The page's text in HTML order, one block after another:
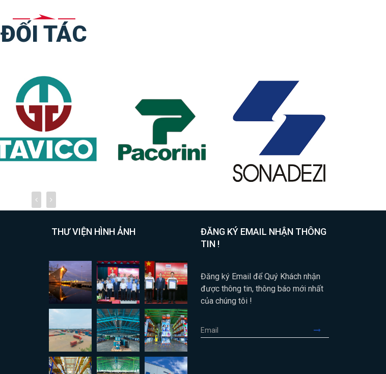
ĐỐI TÁC
THƯ VIỆN HÌNH ẢNH
ĐĂNG KÝ EMAIL NHẬN THÔNG
TIN !
Đăng ký Email để Quý Khách nhận
được thông tin, thông báo mới nhất
của chúng tôi !